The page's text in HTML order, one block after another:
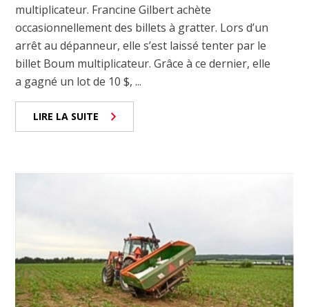
multiplicateur. Francine Gilbert achète
occasionnellement des billets à gratter. Lors d’un
arrêt au dépanneur, elle s’est laissé tenter par le
billet Boum multiplicateur. Grâce à ce dernier, elle
a gagné un lot de 10 $, ...
LIRE LA SUITE